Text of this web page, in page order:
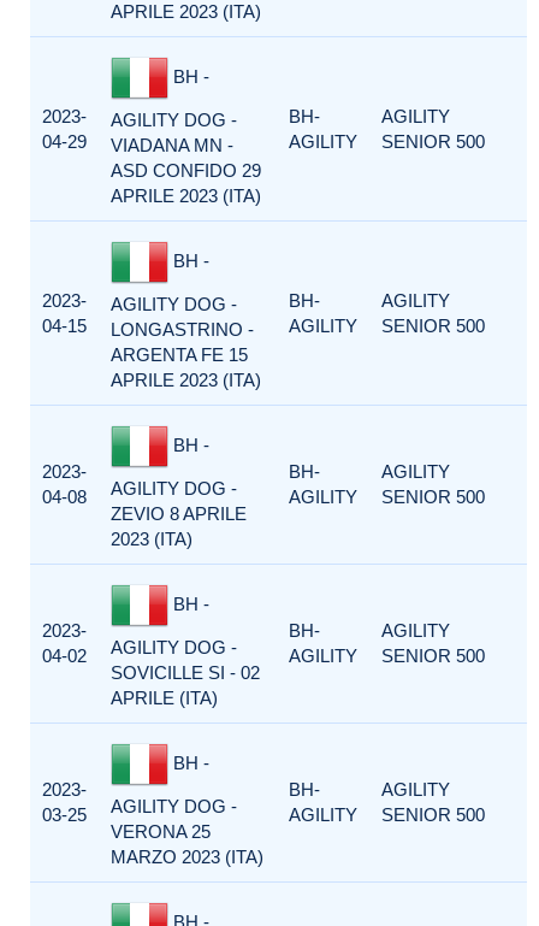
APRILE 2023 (ITA)
2023-
04-29
BH -
AGILITY DOG -
VIADANA MN -
ASD CONFIDO 29
APRILE 2023 (ITA)
BH-
AGILITY
AGILITY
SENIOR 500
2023-
04-15
BH -
AGILITY DOG -
LONGASTRINO -
ARGENTA FE 15
APRILE 2023 (ITA)
BH-
AGILITY
AGILITY
SENIOR 500
2023-
04-08
BH -
AGILITY DOG -
ZEVIO 8 APRILE
2023 (ITA)
BH-
AGILITY
AGILITY
SENIOR 500
2023-
04-02
BH -
AGILITY DOG -
SOVICILLE SI - 02
APRILE (ITA)
BH-
AGILITY
AGILITY
SENIOR 500
2023-
03-25
BH -
AGILITY DOG -
VERONA 25
MARZO 2023 (ITA)
BH-
AGILITY
AGILITY
SENIOR 500
BH -